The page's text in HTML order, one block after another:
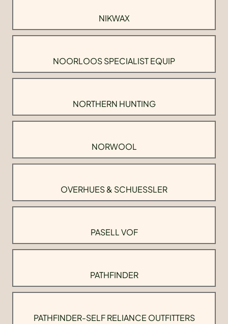
NIKWAX
NOORLOOS SPECIALIST EQUIP
NORTHERN HUNTING
NORWOOL
OVERHUES & SCHUESSLER
PASELL VOF
PATHFINDER
PATHFINDER-SELF RELIANCE OUTFITTERS